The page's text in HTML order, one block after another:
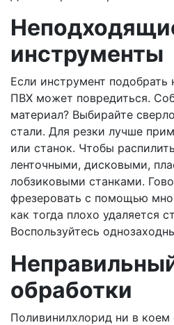
инструменты
Если инструмент подобрать
ПВХ может повредиться.
материал? Выбирайте
стали. Для резки лучше
или станок. Чтобы
ленточными, дисковыми,
лобзиковыми станками.
фрезеровать с помощью
как тогда плохо удаляется
Воспользуйтесь
обработки
Поливинилхлорид ни в коем